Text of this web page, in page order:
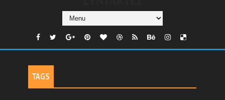
TAGS